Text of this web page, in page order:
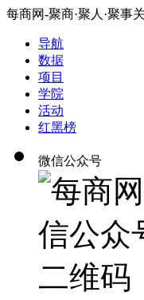
每商网-聚商·聚人·聚事
导航
数据
项目
学院
活动
红黑榜
微信公众号